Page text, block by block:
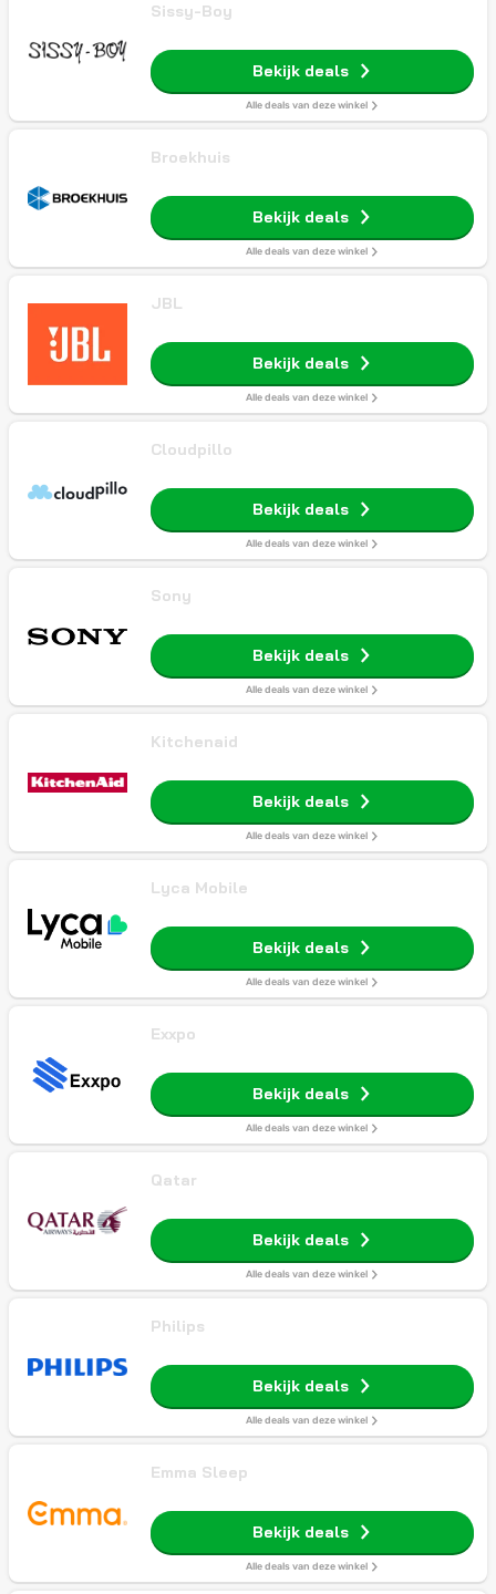
Sissy-Boy
Bekijk deals
Alle deals van deze winkel
Broekhuis
Bekijk deals
Alle deals van deze winkel
JBL
Bekijk deals
Alle deals van deze winkel
Cloudpillo
Bekijk deals
Alle deals van deze winkel
Sony
Bekijk deals
Alle deals van deze winkel
Kitchenaid
Bekijk deals
Alle deals van deze winkel
Lyca Mobile
Bekijk deals
Alle deals van deze winkel
Exxpo
Bekijk deals
Alle deals van deze winkel
Qatar
Bekijk deals
Alle deals van deze winkel
Philips
Bekijk deals
Alle deals van deze winkel
Emma Sleep
Bekijk deals
Alle deals van deze winkel